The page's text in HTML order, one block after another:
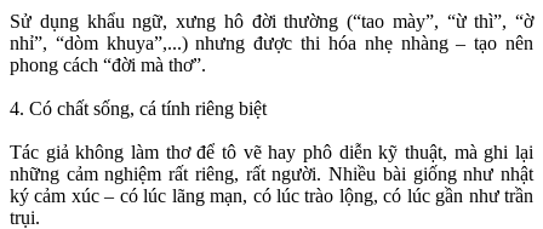
Sử dụng khẩu ngữ, xưng hô đời thường (“tao mày”, “ừ thì”, “ờ
nhỉ”, “dòm khuya”,...) nhưng được thi hóa nhẹ nhàng – tạo nên
phong cách “đời mà thơ”.
4. Có chất sống, cá tính riêng biệt
Tác giả không làm thơ để tô vẽ hay phô diễn kỹ thuật, mà ghi lại
những cảm nghiệm rất riêng, rất người. Nhiều bài giống như nhật
ký cảm xúc – có lúc lãng mạn, có lúc trào lộng, có lúc gần như trần
trụi.